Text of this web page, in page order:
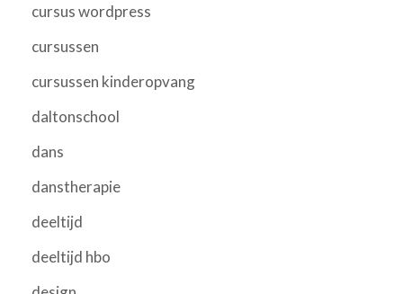
cursus wordpress
cursussen
cursussen kinderopvang
daltonschool
dans
danstherapie
deeltijd
deeltijd hbo